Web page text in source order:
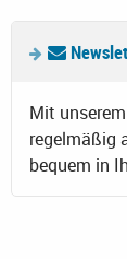
Mit
regelmäßig
bequem in